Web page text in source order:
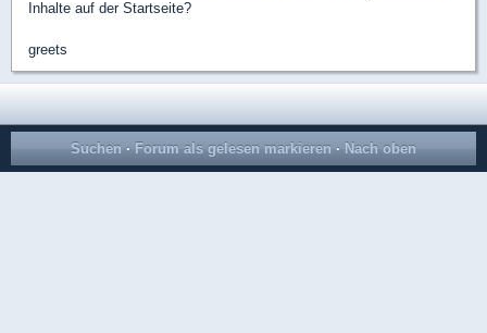
Inhalte auf der Startseite?
greets
Suchen · Forum als gelesen markieren · Nach oben